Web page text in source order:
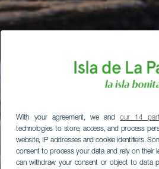
With your agreement, we andour 14
technologies to store, access, and process
website, IP addresses and cookie identifiers.
consent to process your data and rely on their
can withdraw your consent or object to data